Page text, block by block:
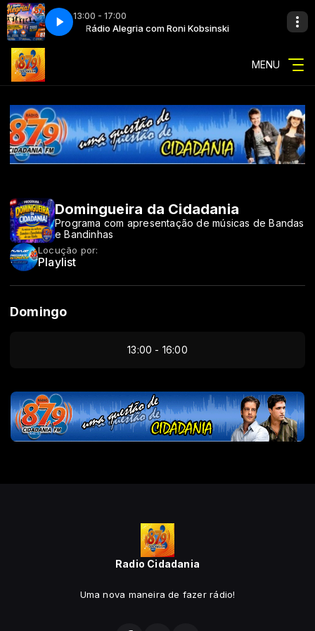
13:00 - 17:00
Rádio Alegria com Roni Kobsinski
MENU
Domingueira da Cidadania
Programa com apresentação de músicas de Bandas
e Bandinhas
Locução por:
Playlist
Domingo
13:00 - 16:00
Radio Cidadania
Uma nova maneira de fazer rádio!